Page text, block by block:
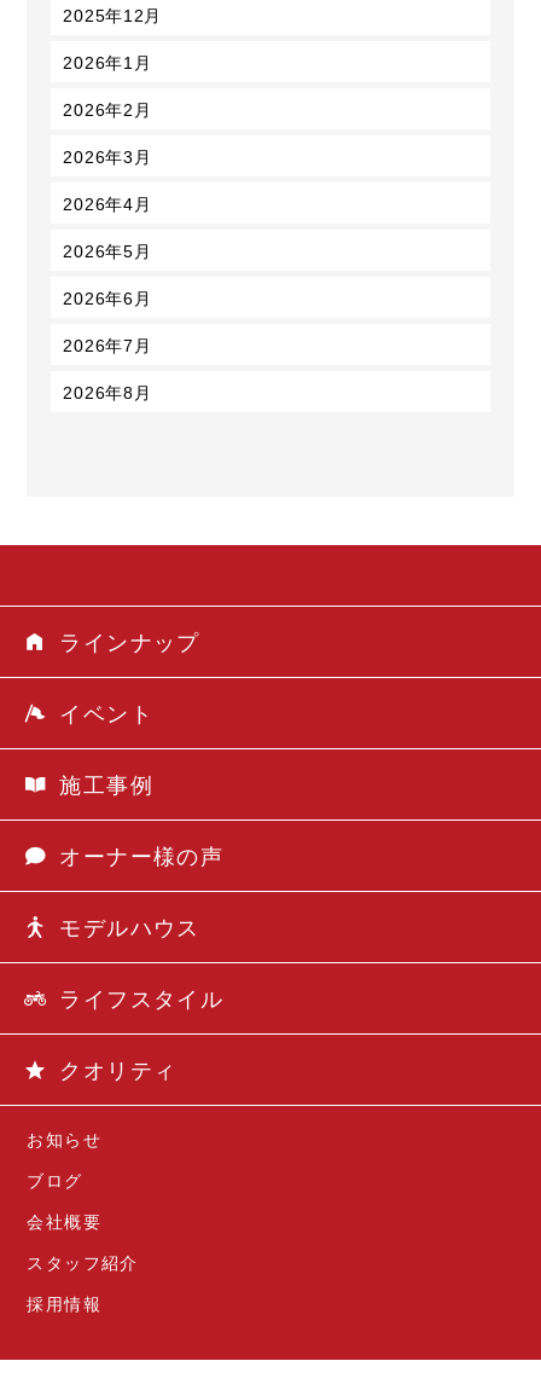
2025年12月
2026年1月
2026年2月
2026年3月
2026年4月
2026年5月
2026年6月
2026年7月
2026年8月
お知らせ
ブログ
会社概要
スタッフ紹介
採用情報
ラインナップ
イベント
施工事例
オーナー様の声
モデルハウス
ライフスタイル
クオリティ